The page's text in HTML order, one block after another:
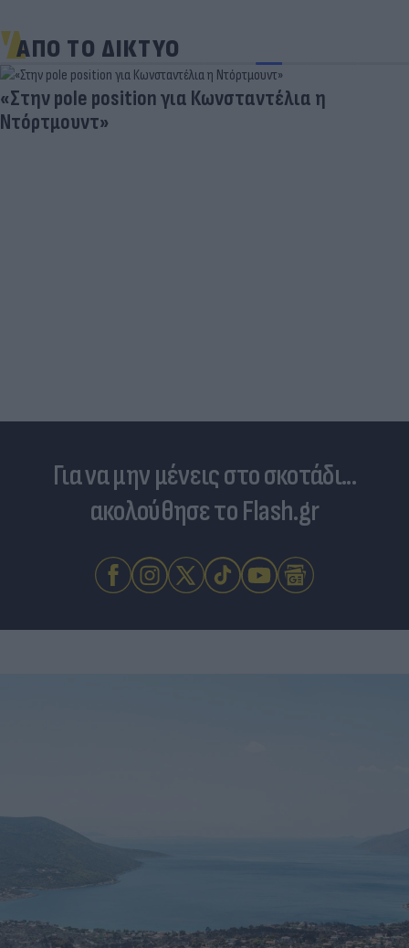
ΑΠΟ ΤΟ ΔΙΚΤΥΟ
«Στην pole position για Κωνσταντέλια η
Ντόρτμουντ»
Για να μην μένεις στο σκοτάδι...
ακολούθησε το Flash.gr